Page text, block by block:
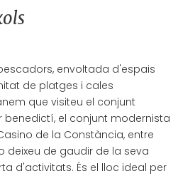
envoltada d'espais
de platges i cales
que visiteu el conjunt
el conjunt modernista
de la Constància, entre
deixeu de gaudir de la seva
d'activitats. És el lloc ideal per